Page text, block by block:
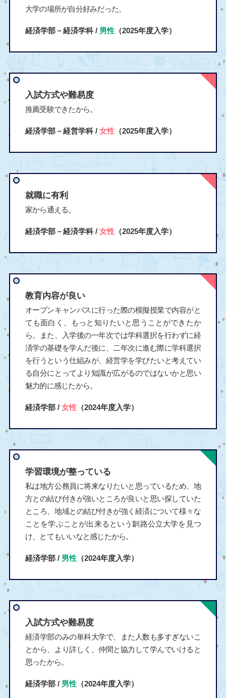
大学の場所が自分好みだった。
経済学部－経済学科 / 男性（2025年度入学）
入試方式や難易度
推薦受験できたから。
経済学部－経営学科 / 女性（2025年度入学）
就職に有利
家から通える。
経済学部－経済学科 / 女性（2025年度入学）
教育内容が良い
オープンキャンパスに行った際の模擬授業で内容がと
ても面白く、もっと知りたいと思うことができたか
ら。また、入学後の一年次では学科選択を行わずに経
済学の基礎を学んだ後に、二年次に進む際に学科選択
を行うという仕組みが、経営学を学びたいと考えてい
る自分にとってより知識が広がるのではないかと思い
魅力的に感じたから。
経済学部 / 女性（2024年度入学）
学習環境が整っている
私は地方公務員に将来なりたいと思っているため、地
方との結び付きが強いところが良いと思い探していた
ところ、地域との結び付きが強く経済について様々な
ことを学ぶことが出来るという釧路公立大学を見つ
け、とてもいいなと感じたから。
経済学部 / 男性（2024年度入学）
入試方式や難易度
経済学部のみの単科大学で、また人数も多すぎないこ
とから、より詳しく、仲間と協力して学んでいけると
思ったから。
経済学部 / 男性（2024年度入学）